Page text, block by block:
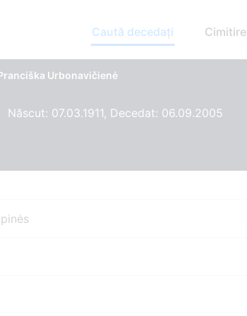
Caută decedați Cimitire
Urbonavičienė
Născut: 07.03.1911, Decedat: 06.09.2005